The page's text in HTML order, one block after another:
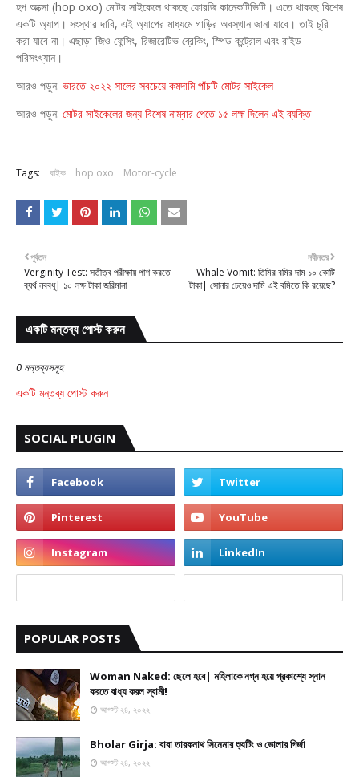
হপ অক্সো (hop oxo) মোটর সাইকেলে থাকছে ফোরজি কানেকটিভিটি। এতে থাকছে বিশেষ
একটি অ্যাপ। সংস্থার দাবি, এই অ্যাপের মাধ্যমে গাড়ির অবস্থান জানা যাবে। তাই চুরি
করা যাবে না। এছাড়া জিও ফেন্সিং, রিজারেটিভ ব্রেকিং, স্পিড কন্ট্রোল এবং রাইড
পরিসংখ্যান।
আরও পড়ুন: ভারতে ২০২২ সালের সবচেয়ে কমদামি পাঁচটি মোটর সাইকেল
আরও পড়ুন: মোটর সাইকেলের জন্য বিশেষ নাম্বার পেতে ১৫ লক্ষ দিলেন এই ব্যক্তি
Tags: বাইক hop oxo Motor-cycle
নবীনতর
Whale Vomit: তিমির বমির দাম ১০ কোটি
টাকা| সোনার চেয়েও দামি এই বমিতে কি রয়েছে?
পূর্বতন
Verginity Test: সতীত্ব পরীক্ষায় পাশ করতে
ব্যর্থ নববধূ| ১০ লক্ষ টাকা জরিমানা
একটি মন্তব্য পোস্ট করুন
0 মন্তব্যসমূহ
একটি মন্তব্য পোস্ট করুন
SOCIAL PLUGIN
POPULAR POSTS
Woman Naked: ছেলে হবে| মহিলাকে নগ্ন হয়ে প্রকাশ্যে স্নান
করতে বাধ্য করল স্বামী!
আগস্ট ২৪, ২০২২
Bholar Girja: বাবা তারকনাথ সিনেমার শ্যুটিং ও ভোলার গির্জা
আগস্ট ২৪, ২০২২